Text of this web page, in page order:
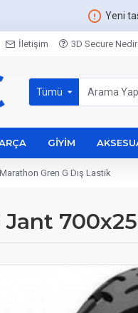
Yeni
İletişim 3D Secure
Tümü
GIYIM
Gren G Dış Lastik